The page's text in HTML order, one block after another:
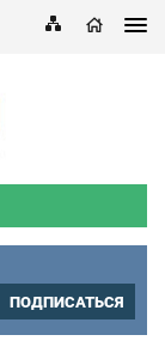
ПОДПИСАТЬСЯ